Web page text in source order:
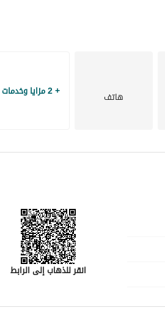
هاتف + 2 مزايا وخدمات
انقر للذهاب إلى الرابط